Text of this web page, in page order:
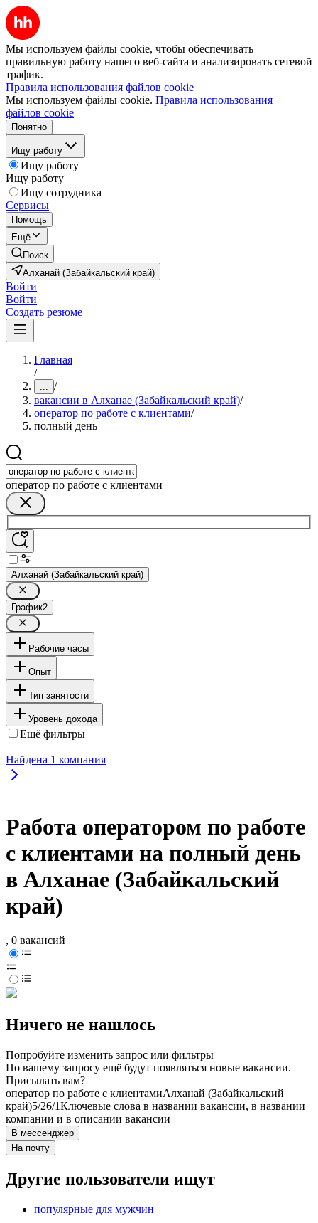
Мы используем файлы cookie, чтобы обеспечивать
правильную работу нашего веб-сайта и анализировать сетевой
трафик.
Правила использования файлов cookie
Мы используем файлы cookie. Правила использования
файлов cookie
Понятно
Ищу работу
Ищу работу
Ищу работу
Ищу сотрудника
Сервисы
Помощь
Ещё
Поиск
Алханай (Забайкальский край)
Войти
Войти
Создать резюме
Главная
/
... /
вакансии в Алханае (Забайкальский край)/
оператор по работе с клиентами/
полный день
оператор по работе с клиентами
Алханай (Забайкальский край)
График2
Рабочие часы
Опыт
Тип занятости
Уровень дохода
Ещё фильтры
Найдена 1 компания
Работа оператором по работе
с клиентами на полный день
в Алханае (Забайкальский
край)
, 0 вакансий
Ничего не нашлось
Попробуйте изменить запрос или фильтры
По вашему запросу ещё будут появляться новые вакансии.
Присылать вам?
оператор по работе с клиентамиАлханай (Забайкальский
край)5/26/1Ключевые слова в названии вакансии, в названии
компании и в описании вакансии
В мессенджер
На почту
Другие пользователи ищут
популярные для мужчин